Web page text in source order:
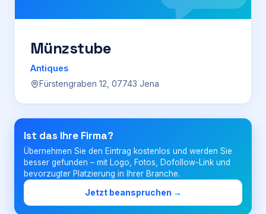
Preise
Für Firmen
Login
Firma eintragen
Münzstube
Antiques
Fürstengraben 12, 07743 Jena
Ist das Ihre Firma?
Übernehmen Sie den Eintrag kostenlos und werden Sie
besser gefunden – mit Logo, Fotos, Dofollow-Link und
bevorzugter Platzierung in Ihrer Branche.
Jetzt beanspruchen →